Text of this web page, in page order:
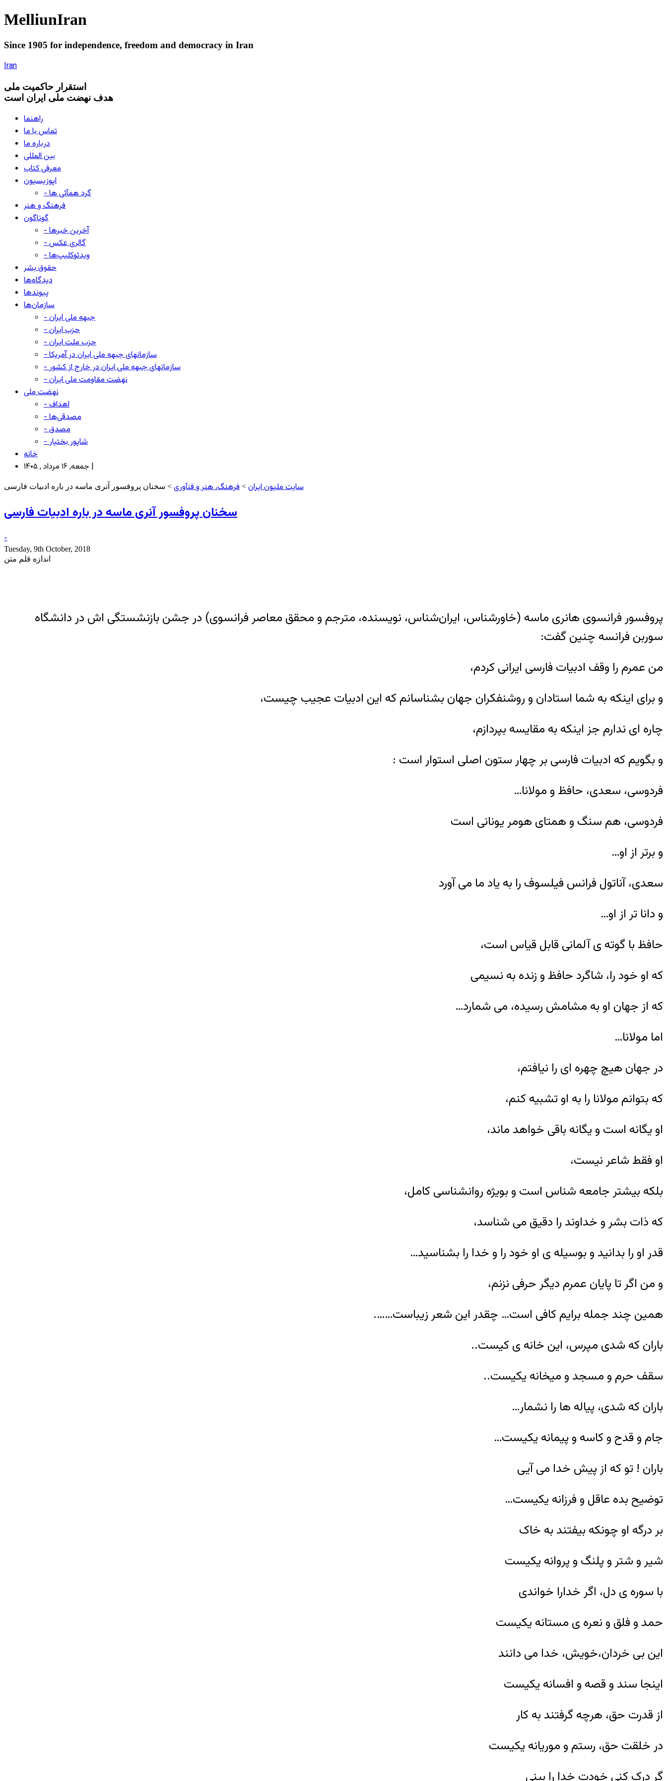
MelliunIran
Since 1905 for independence, freedom and democracy in Iran
Iran
استقرار حاکميت ملی
هدف نهضت ملی ایران است
راهنما
تماس با ما
درباره ما
بین المللی
معرفی کتاب
اپوزیسیون
- گرد همآئی ها
فرهنگ و هنر
گوناگون
- آخرین خبرها
- گالری عکس
- ویدئوکلیپ‌ها
حقوق بشر
دیدگاه‌ها
پیوندها
سازمان‌ها
- جبهه ملی ایران
- حزب ایران
- حزب ملت ایران
- سازمانهای جبهه ملی ایران در آمریکا
- سازمانهای جبهه ملی ایران در خارج از کشور
- نهضت مقاومت ملی ایران
نهضت ملی
- اهداف
- مصدقی‌ها
- مصدق
- شاپور بختیار
خانه
جمعه, ۱۶ مرداد , ۱۴۰۵ |
سایت ملیون ایران > فرهنگ، هنر و فنآوری > سخنان پروفسور آنری ماسه در باره ادبیات فارسی
سخنان پروفسور آنری ماسه در باره ادبیات فارسی
-
Tuesday, 9th October, 2018
اندازه قلم متن
پروفسور فرانسوی هانری ماسه (خاورشناس، ایران‌شناس، نویسنده، مترجم و محقق معاصر فرانسوی‎) در جشن بازنشستگی اش در دانشگاه
سوربن فرانسه چنین گفت:
من عمرم را وقف ادبیات فارسی ایرانی کردم،
و برای اینکه به شما استادان و روشنفکران جهان بشناسانم که این ادبیات عجیب چیست،
چاره ای ندارم جز اینکه به مقایسه بپردازم،
و بگویم که ادبیات فارسی بر چهار ستون اصلی استوار است :
فردوسی، سعدی، حافظ و مولانا…
فردوسی، هم سنگ و همتای هومر یونانی است
و برتر از او…
سعدی، آناتول فرانس فیلسوف را به یاد ما می آورد
و دانا تر از او…
حافظ با گوته ی آلمانى قابل قیاس است،
که او خود را، شاگرد حافظ و زنده به نسیمی
که از جهان او به مشامش رسیده، می شمارد…
اما مولانا…
در جهان هیچ چهره ای را نیافتم،
که بتوانم مولانا را به او تشبیه کنم،
او یگانه است و یگانه باقی خواهد ماند،
او فقط شاعر نیست،
بلکه بیشتر جامعه شناس است و بویژه روانشناسی کامل،
که ذات بشر و خداوند را دقیق می شناسد،
قدر او را بدانید و بوسیله ی او خود را و خدا را بشناسید…
و من اگر تا پایان عمرم دیگر حرفی نزنم،
همین چند جمله برایم کافی است… چقدر این شعر زیباست…….
باران که شدى مپرس، این خانه ى کیست..
سقف حرم و مسجد و میخانه یکیست..
باران که شدى، پیاله ها را نشمار…
جام و قدح و کاسه و پیمانه یکیست…
باران ! تو که از پیش خدا مى آیی
توضیح بده عاقل و فرزانه یکیست…
بر درگه او چونکه بیفتند به خاک
شیر و شتر و پلنگ و پروانه یکیست
با سوره ى دل، اگر خدارا خواندى
حمد و فلق و نعره ى مستانه یکیست
این بى خردان،خویش، خدا مى دانند
اینجا سند و قصه و افسانه یکیست
از قدرت حق، هرچه گرفتند به کار
در خلقت حق، رستم و موریانه یکیست
گر درک کنى خودت خدا را بینى